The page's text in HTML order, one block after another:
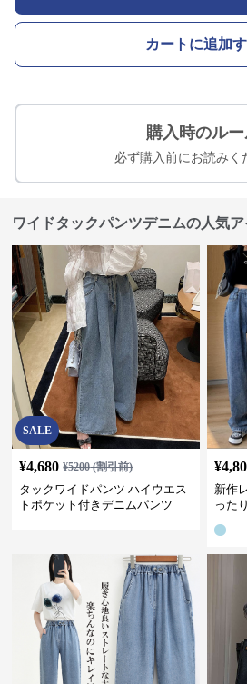
カートに追加
購入時のル
必ず購入前にお読みく
ワイドタックパンツデニムの人気
SALE
¥4,680 ¥5200(割引前)
タックワイドパンツ ハイウエス
トポケット付きデニムパンツ
¥
新作
った